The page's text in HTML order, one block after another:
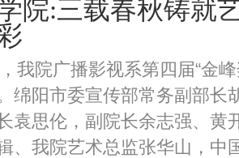
院:三载春秋铸就
院广播影视系第四届“金峰
绵阳市委宣传部常务副部长
袁思伦，副院长余志强、黄
、我院艺术总监张华山，中